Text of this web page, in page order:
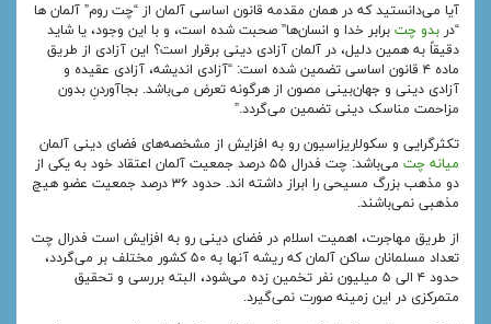
آیا می‌دانستید که در همان مقدمه قانون اساسی آلمان از “چت روم” آلمان ها
“در بدو چتبرابر خدا و انسان‌ها” صحبت شده است، و با این وجود، یا شاید
دقیقاً به همین دلیل، در آلمان آزادی دینی برقرار است؟ این آزادی از طریق
ماده ۴ قانون اساسی تضمین شده است: “آزادی اندیشه، آزادی عقیده و
آزادی دینی و جهان‌بینی مصون از هرگونه تعرض می‌باشد. بجاآوردنِ بدون
مزاحمت مناسک دینی تضمین می‌گردد.”
تکثرگرایی و سکولاریزاسیون رو به افزایش از مشخصه‌های فضای دینی آلمان
میانه چت
می‌باشد: چت فدرال ۵۵ درصد جمعیت آلمان اعتقاد خود به یکی از
دو مذهب بزرگ مسیحی را ابراز داشته اند. حدود ۳۶ درصد جمعیت عضو هیچ
مذهبی نمی‌باشند.
از طریق مهاجرت، اهمیت اسلام در فضای دینی رو به افزایش است فدرال چت
تعداد مسلمانان ساکن آلمان که ریشه آنها به ۵۰ کشور مختلف بر می‌گردد،
حدود ۴ الی ۵ میلیون نفر تخمین زده می‌شود، البته بررسی و تحقیق
متمرکزی در این زمینه صورت نمی‌گیرد.